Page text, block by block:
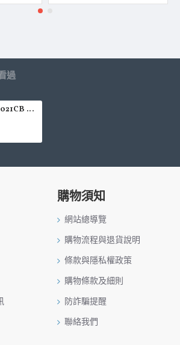
過
YSA JM-9021CB 卡夢掛勾(2入)
購物須知
網站總導覽
購物流程與退貨說明
條款與隱私權政策
購物條款及細則
防詐騙提醒
聯絡我們